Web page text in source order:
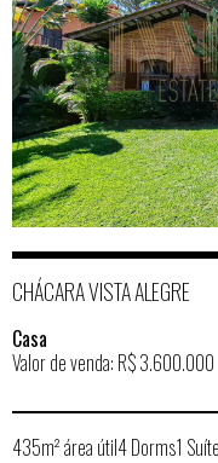
CHÁCARA VISTA ALEGRE
Casa
Valor de venda: R$ 3.600.000
435m² área útil4 Dorms1